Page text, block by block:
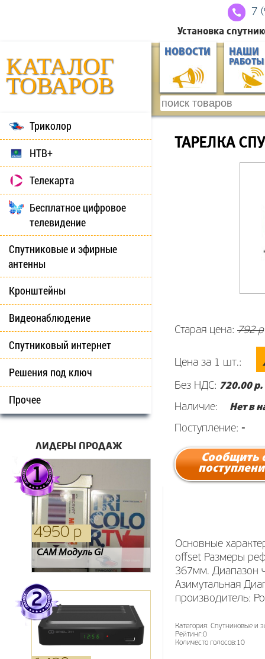
7
Установка
КАТАЛОГ
ТОВАРОВ
НОВОСТИ НАШИ
РАБОТЫ
Триколор
НТВ+
Телекарта
Бесплатное цифровое
телевидение
Спутниковые и эфирные
антенны
Кронштейны
Видеонаблюдение
Спутниковый интернет
Решения под ключ
Прочее
ЛИДЕРЫ ПРОДАЖ
4950 р
CAM Модуль GI
4390 р
Ресивер Evo 01
1750 р
Oriel 793
ТАРЕЛКА
Старая цена: 792 р
Цена за 1 шт.:
Без НДС: 720.00 р.
Наличие:
Нет в
Поступление: -
Сообщить
Основные
offset Размеры
367мм. Диапазон
Азимутальная
производитель:
Категория: Спутниковые и
Рейтинг:0
Количесто голосов:10